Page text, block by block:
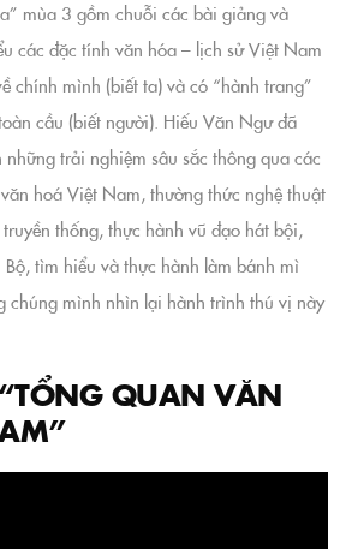
mùa 3 gồm chuỗi các bài giảng và
các đặc tính văn hóa – lịch sử Việt Nam
chính mình (biết ta) và có “hành trang”
cầu (biết người). Hiếu Văn Ngư đã
trải nghiệm sâu sắc thông qua các
hoá Việt Nam, thường thức nghệ thuật
thống, thực hành vũ đạo hát bội,
tìm hiểu và thực hành làm bánh mì
chúng mình nhìn lại hành trình thú vị này
QUAN VĂN